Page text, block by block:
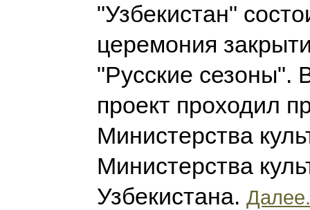
"Узбекистан"
церемония
"Русские сезоны".
проект проходил
Министерства
Министерства
Узбекистана.